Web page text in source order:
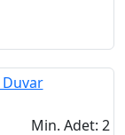
Min. Adet: 2